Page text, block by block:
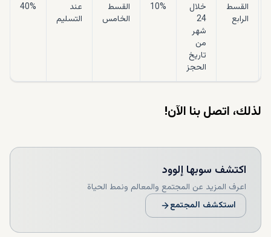
القسط
الرابع
خلال
24
شهر
من
تاريخ
الحجز
10%
القسط
الخامس
عند
التسليم
40%
لذلك، اتصل بنا الآن!
اكتشف سوبها إلوود
اعرف المزيد عن المجتمع والمعالم ونمط الحياة
استكشف المجتمع